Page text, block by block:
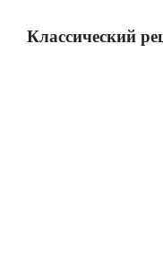
Классический